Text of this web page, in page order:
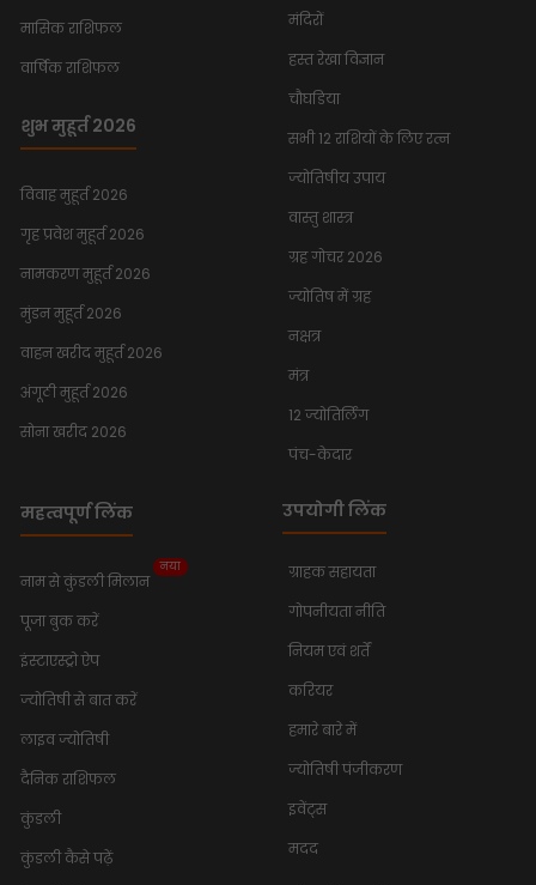
मासिक राशिफल
वार्षिक राशिफल
शुभ मुहूर्त 2026
विवाह मुहूर्त 2026
गृह प्रवेश मुहूर्त 2026
नामकरण मुहूर्त 2026
मुंडन मुहूर्त 2026
वाहन खरीद मुहूर्त 2026
अंगूठी मुहूर्त 2026
सोना खरीद 2026
मंदिरों
हस्त रेखा विज्ञान
चौघडिया
सभी 12 राशियों के लिए रत्न
ज्योतिषीय उपाय
वास्तु शास्त्र
ग्रह गोचर 2026
ज्योतिष में ग्रह
नक्षत्र
मंत्र
12 ज्योतिर्लिंग
पंच-केदार
महत्वपूर्ण लिंक
नाम से कुंडली मिलान
नया
पूजा बुक करें
इंस्टाएस्ट्रो ऐप
ज्योतिषी से बात करें
लाइव ज्योतिषी
दैनिक राशिफल
कुंडली
कुंडली कैसे पढ़ें
उपयोगी लिंक
ग्राहक सहायता
गोपनीयता नीति
नियम एवं शर्तें
करियर
हमारे बारे में
ज्योतिषी पंजीकरण
इवेंट्स
मदद